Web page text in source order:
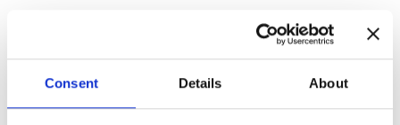
Consent Details About
Bir çemberin içindeyiz. Sağa veya sola giderek bu
çemberden çıkamayız. Ya yukarı ya aşağı, ya